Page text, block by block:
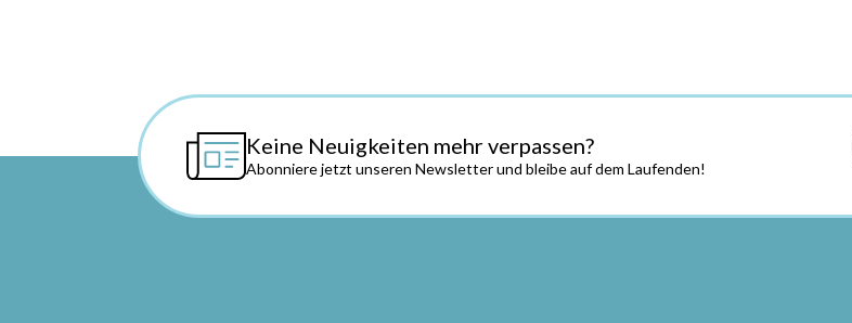
Keine Neuigkeiten mehr verpassen?
Abonniere jetzt unseren Newsletter und bleibe auf dem Laufenden!